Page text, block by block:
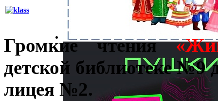
Громкие чтения
детской библиотеке №9
лицея №2.